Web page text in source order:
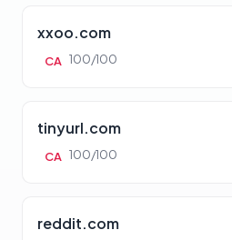
xxoo.com
CA 100/100
tinyurl.com
CA 100/100
reddit.com